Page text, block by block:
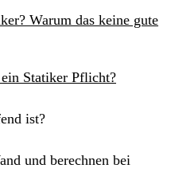
Warum das keine gute
Statiker Pflicht?
ist?
und berechnen bei